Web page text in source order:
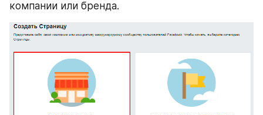
компании или бренда.